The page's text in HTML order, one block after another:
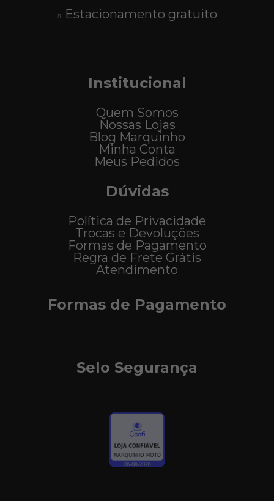
Estacionamento gratuito
Institucional
Quem Somos
Nossas Lojas
Blog Marquinho
Minha Conta
Meus Pedidos
Dúvidas
Política de Privacidade
Trocas e Devoluções
Formas de Pagamento
Regra de Frete Grátis
Atendimento
Formas de Pagamento
Selo Segurança